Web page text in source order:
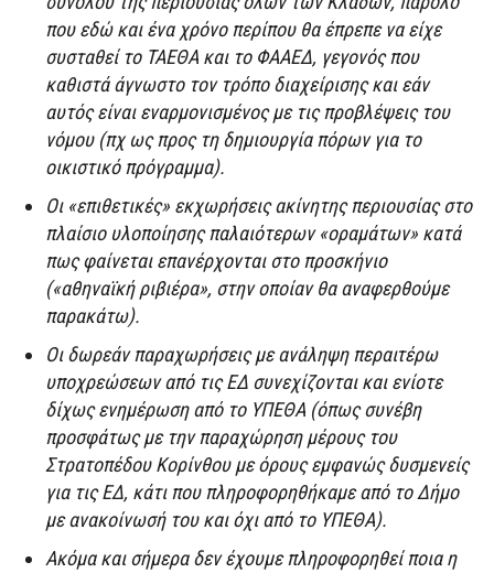
που εδώ και ένα χρόνο περίπου θα έπρεπε να είχε
συσταθεί το ΤΑΕΘΑ και το ΦΑΑΕΔ, γεγονός που
καθιστά άγνωστο τον τρόπο διαχείρισης και εάν
αυτός είναι εναρμονισμένος με τις προβλέψεις του
νόμου (πχ ως προς τη δημιουργία πόρων για το
οικιστικό πρόγραμμα).
Οι «επιθετικές» εκχωρήσεις ακίνητης περιουσίας στο
πλαίσιο υλοποίησης παλαιότερων «οραμάτων» κατά
πως φαίνεται επανέρχονται στο προσκήνιο
(«αθηναϊκή ριβιέρα», στην οποίαν θα αναφερθούμε
παρακάτω).
Οι δωρεάν παραχωρήσεις με ανάληψη περαιτέρω
υποχρεώσεων από τις ΕΔ συνεχίζονται και ενίοτε
δίχως ενημέρωση από το ΥΠΕΘΑ (όπως συνέβη
προσφάτως με την παραχώρηση μέρους του
Στρατοπέδου Κορίνθου με όρους εμφανώς δυσμενείς
για τις ΕΔ, κάτι που πληροφορηθήκαμε από το Δήμο
με ανακοίνωσή του και όχι από το ΥΠΕΘΑ).
Ακόμα και σήμερα δεν έχουμε πληροφορηθεί ποια η